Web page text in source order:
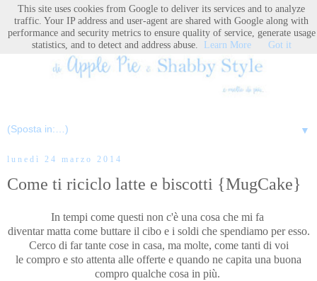
▼
lunedì 24 marzo 2014
Come ti riciclo latte e biscotti {MugCake}
In tempi come questi non c'è una cosa che mi fa
diventar matta come buttare il cibo e i soldi che spendiamo per esso.
Cerco di far tante cose in casa, ma molte, come tanti di voi
le compro e sto attenta alle offerte e quando ne capita una buona
compro qualche cosa in più.
This site uses cookies from Google to deliver its services and to analyze
traffic. Your IP address and user-agent are shared with Google along with
performance and security metrics to ensure quality of service, generate usage
statistics, and to detect and address abuse.
Learn More Got it